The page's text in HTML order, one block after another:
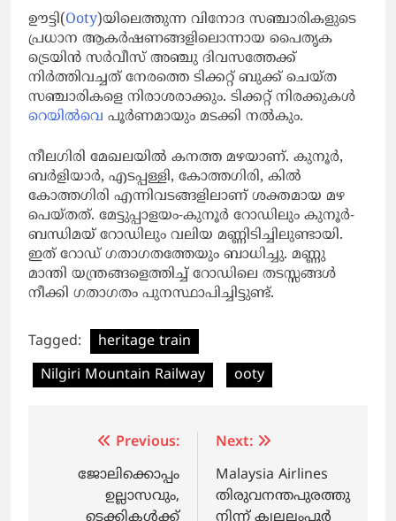
ഊട്ടി(Ooty)യിലെത്തുന്ന വിനോദ സഞ്ചാരികളുടെ
പ്രധാന ആകർഷണങ്ങളിലൊന്നായ പൈതൃക
ട്രെയിൻ സർവീസ് അഞ്ചു ദിവസത്തേക്ക്
നിർത്തിവച്ചത് നേരത്തെ ടിക്കറ്റ് ബുക്ക് ചെയ്ത
സഞ്ചാരികളെ നിരാശരാക്കും. ടിക്കറ്റ് നിരക്കുകൾ
റെയിൽവെ പൂർണമായും മടക്കി നൽകും.
നീലഗിരി മേഖലയില്‍ കനത്ത മഴയാണ്. കുനൂര്‍,
ബര്‍ളിയാര്‍, എടപ്പള്ളി, കോത്തഗിരി, കില്‍
കോത്തഗിരി എന്നിവടങ്ങളിലാണ് ശക്തമായ മഴ
പെയ്തത്. മേട്ടുപ്പാളയം-കുനൂര്‍ റോഡിലും കുനൂര്‍-
ബന്ധിമയ് റോഡിലും വലിയ മണ്ണിടിച്ചിലുണ്ടായി.
ഇത് റോഡ് ഗതാഗതത്തേയും ബാധിച്ചു. മണ്ണു
മാന്തി യന്ത്രങ്ങളെത്തിച്ച് റോഡിലെ തടസ്സങ്ങള്‍
നീക്കി ഗതാഗതം പുനസ്ഥാപിച്ചിട്ടുണ്ട്.
Tagged:
heritage train
Nilgiri Mountain Railway
ooty
navigation
Previous:
ജോലിക്കൊപ്പം
ഉല്ലാസവും,
ടെക്കികള്‍ക്ക്
Next:
Malaysia Airlines
തിരുവനന്തപുരത്തു
നിന്ന് ക്വലലംപൂര്‍